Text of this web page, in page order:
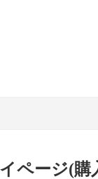
ページ(購